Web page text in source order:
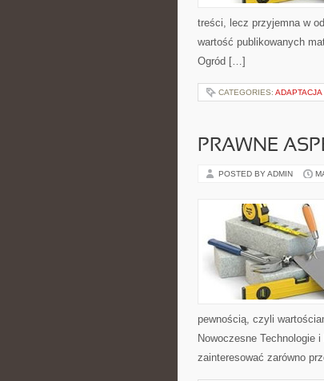
treści, lecz przyjemna w
wartość publikowanych
Ogród […]
CATEGORIES:
PRAWNE
POSTED BY ADMIN
pewnością, czyli
Nowoczesne Technologie
zainteresować zarówno